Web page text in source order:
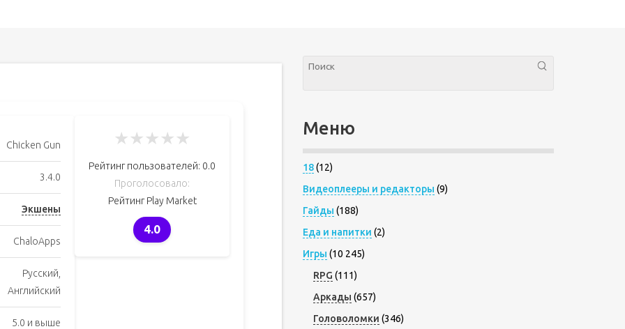
Chicken Gun
3.4.0
Экшены
ChaloApps
Русский,
Английский
5.0 и выше
★★★★★
Рейтинг пользователей: 0.0
Проголосовало:
Рейтинг Play Market
4.0
Меню
18(12)
Видеоплееры и редакторы (9)
Гайды (188)
Еда и напитки (2)
Игры (10 245)
RPG (111)
Аркады (657)
Головоломки (346)